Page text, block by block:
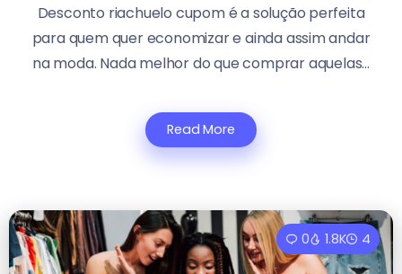
Desconto riachuelo cupom é a solução perfeita
para quem quer economizar e ainda assim andar
na moda. Nada melhor do que comprar aquelas...
Read More
0 1.8K 4